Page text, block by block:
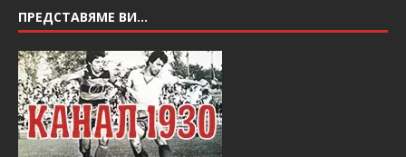
ПРЕДСТАВЯМЕ ВИ…